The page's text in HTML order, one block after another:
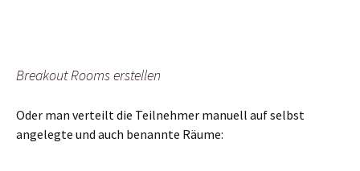
Oder man verteilt die Teilnehmer manuell auf selbst